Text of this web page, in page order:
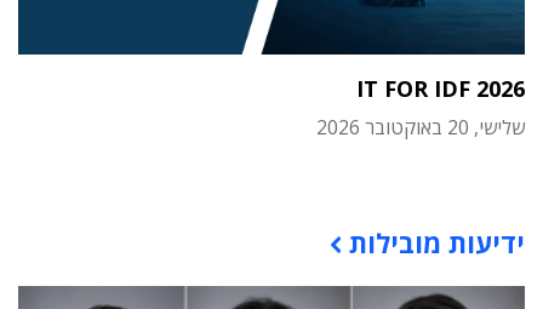
IT FOR IDF 2026
שלישי, 20 באוקטובר 2026
ידיעות מובילות